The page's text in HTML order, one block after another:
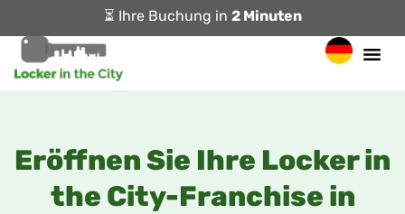
⏳ Ihre Buchung in 2 Minuten
Eröffnen Sie Ihre Locker in
the City-Franchise in